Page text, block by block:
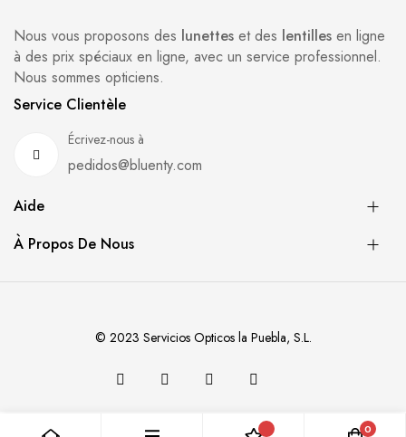
Nous vous proposons des lunettes et des lentilles en ligne
à des prix spéciaux en ligne, avec un service professionnel.
Nous sommes opticiens.
Service Clientèle
Écrivez-nous à
pedidos@bluenty.com
Aide
À Propos De Nous
© 2023 Servicios Opticos la Puebla, S.L.
0